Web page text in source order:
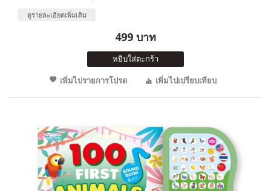
ดูรายละเอียดเพิ่มเติม
499 บาท
หยิบใส่ตะกร้า
เพิ่มไปรายการโปรด
เพิ่มไปเปรียบเทียบ